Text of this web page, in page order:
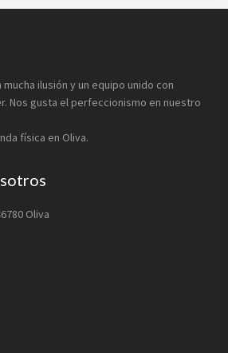
ilusión y un equipo unido con
Nos gusta el perfeccionismo en nuestro
física en Oliva.
Oliva